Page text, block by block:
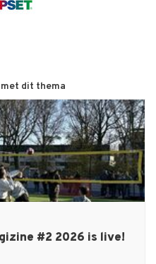
dit thema
#2 2026 is live!